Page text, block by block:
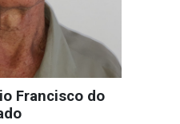
Francisco do